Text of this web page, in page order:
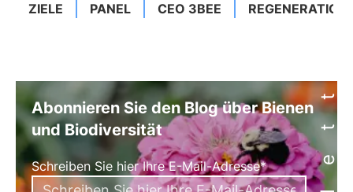
ZIELE PANEL CEO 3BEE REGENERATION
Abonnieren Sie den Blog über Bienen
und Biodiversität
Schreiben Sie hier Ihre E-Mail-Adresse*